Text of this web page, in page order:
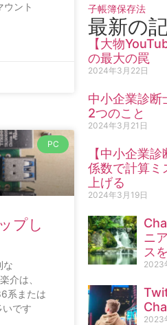
ウント
PC
プし
な
介は、
系または
です
子帳簿保存法
最新の
【大物
の最大の罠
2024年3月22日
中小企業診断
2つのこと
2024年3月21日
【中小企業
係数で計算ミ
上げる
2024年3月19日
ニ
ス
2023
2023